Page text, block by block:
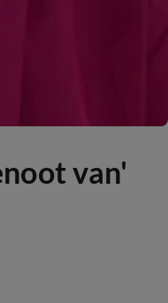
van'